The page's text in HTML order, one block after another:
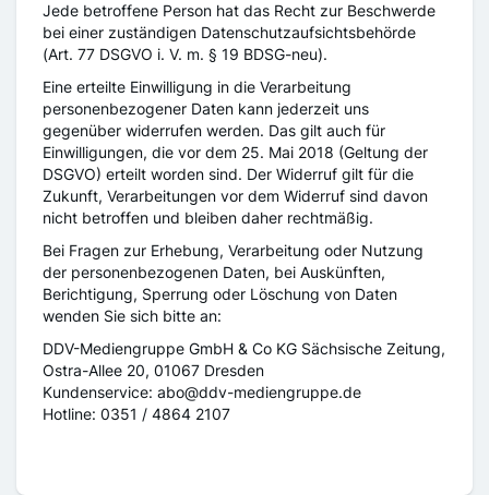
Jede betroffene Person hat das Recht zur Beschwerde
bei einer zuständigen Datenschutzaufsichtsbehörde
(Art. 77 DSGVO i. V. m. § 19 BDSG-neu).
Eine erteilte Einwilligung in die Verarbeitung
personenbezogener Daten kann jederzeit uns
gegenüber widerrufen werden. Das gilt auch für
Einwilligungen, die vor dem 25. Mai 2018 (Geltung der
DSGVO) erteilt worden sind. Der Widerruf gilt für die
Zukunft, Verarbeitungen vor dem Widerruf sind davon
nicht betroffen und bleiben daher rechtmäßig.
Bei Fragen zur Erhebung, Verarbeitung oder Nutzung
der personenbezogenen Daten, bei Auskünften,
Berichtigung, Sperrung oder Löschung von Daten
wenden Sie sich bitte an:
DDV-Mediengruppe GmbH & Co KG Sächsische Zeitung,
Ostra-Allee 20, 01067 Dresden
Kundenservice: abo@ddv-mediengruppe.de
Hotline: 0351 / 4864 2107